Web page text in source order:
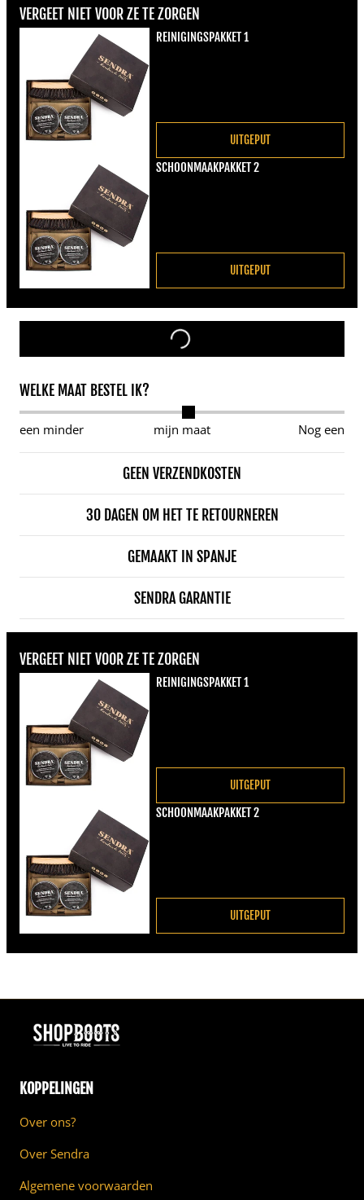
VERGEET NIET VOOR ZE TE ZORGEN
REINIGINGSPAKKET 1
UITGEPUT
SCHOONMAAKPAKKET 2
UITGEPUT
WELKE MAAT BESTEL IK?
een minder mijn maat Nog een
GEEN VERZENDKOSTEN
30 DAGEN OM HET TE RETOURNEREN
GEMAAKT IN SPANJE
SENDRA GARANTIE
VERGEET NIET VOOR ZE TE ZORGEN
REINIGINGSPAKKET 1
UITGEPUT
SCHOONMAAKPAKKET 2
UITGEPUT
KOPPELINGEN
Over ons?
Over Sendra
Algemene voorwaarden